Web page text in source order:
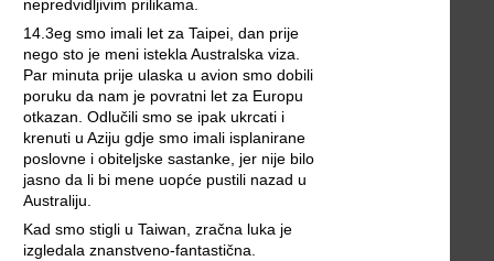
nepredvidljivim prilikama.
14.3eg smo imali let za Taipei, dan prije
nego sto je meni istekla Australska viza.
Par minuta prije ulaska u avion smo dobili
poruku da nam je povratni let za Europu
otkazan. Odlučili smo se ipak ukrcati i
krenuti u Aziju gdje smo imali isplanirane
poslovne i obiteljske sastanke, jer nije bilo
jasno da li bi mene uopće pustili nazad u
Australiju.
Kad smo stigli u Taiwan, zračna luka je
izgledala znanstveno-fantastična.